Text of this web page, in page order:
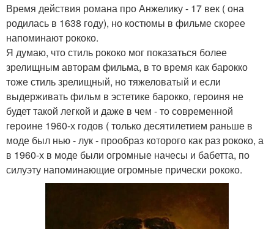
Время действия романа про Анжелику - 17 век ( она
родилась в 1638 году), но костюмы в фильме скорее
напоминают рококо.
Я думаю, что стиль рококо мог показаться более
зрелищным авторам фильма, в то время как барокко
тоже стиль зрелищный, но тяжеловатый и если
выдерживать фильм в эстетике барокко, героиня не
будет такой легкой и даже в чем - то современной
героине 1960-х годов ( только десятилетием раньше в
моде был нью - лук - прообраз которого как раз рококо, а
в 1960-х в моде были огромные начесы и бабетта, по
силуэту напоминающие огромные прически рококо.